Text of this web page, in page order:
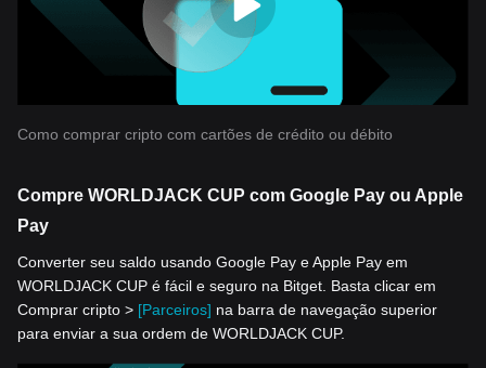
Como comprar cripto com cartões de crédito ou débito
Compre WORLDJACK CUP com Google Pay ou Apple
Pay
Converter seu saldo usando Google Pay e Apple Pay em
WORLDJACK CUP é fácil e seguro na Bitget. Basta clicar em
Comprar cripto > [Parceiros] na barra de navegação superior
para enviar a sua ordem de WORLDJACK CUP.